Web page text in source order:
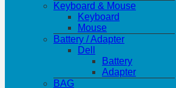
Keyboard & Mouse
Keyboard
Mouse
Battery / Adapter
Dell
Battery
Adapter
BAG